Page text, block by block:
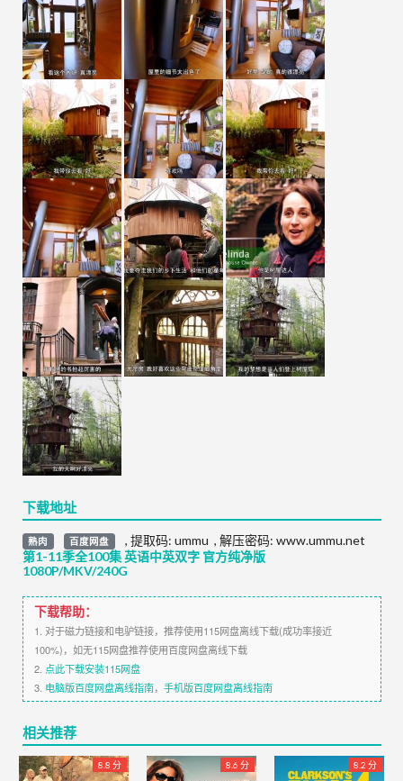
下载地址
熟肉 百度网盘
第1-11季全100集 英语中英双字 官方纯净版
1080P/MKV/240G
, 提取码: ummu , 解压密码: www.ummu.net
下载帮助：
1. 对于磁力链接和电驴链接，推荐使用115网盘离线下载(成功率接近
100%)，如无115网盘推荐使用百度网盘离线下载
2. 点此下载安装115网盘
3. 电脑版百度网盘离线指南， 手机版百度网盘离线指南
相关推荐
8.8 分 8.6 分 8.2 分